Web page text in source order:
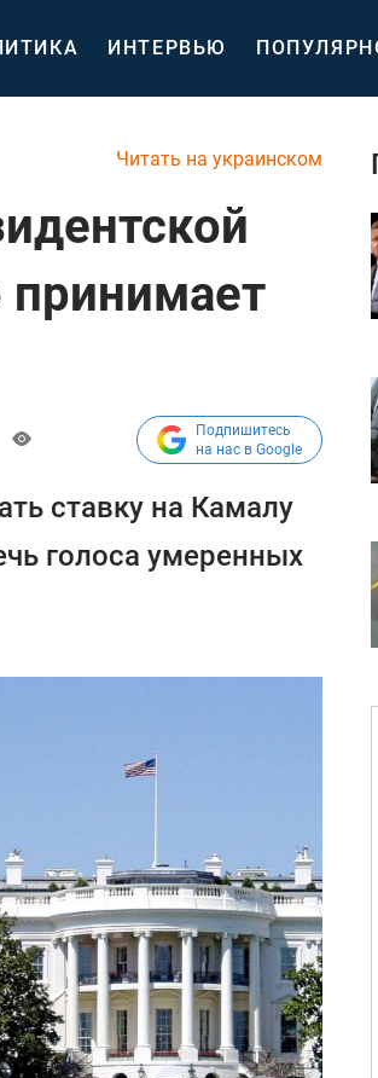
ИНТЕРВЬЮ
Читать на украинском
принимает
Подпишитесь
на нас в Google
ставку на Камалу
голоса умеренных